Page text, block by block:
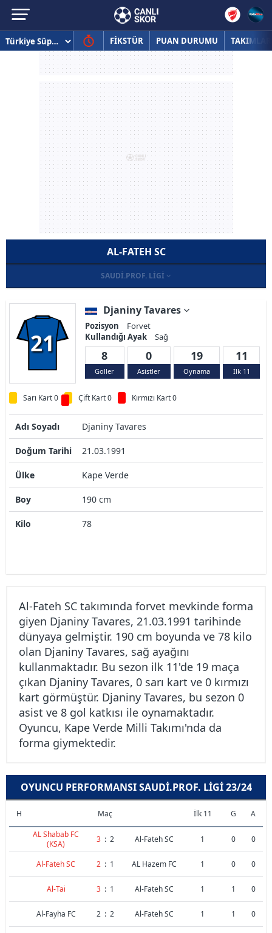
FİKSTÜR PUAN DURUMU TAKIMLAR
AL-FATEH SC
SAUDI.PROF. LIGI
21
Djaniny Tavares
Pozisyon
Forvet
Kullandığı Ayak
Sağ
8
Goller
0
Asistler
19
Oynama
11
İlk 11
Sarı Kart 0 Çift Kart 0 Kırmızı Kart 0
Adı Soyadı Djaniny Tavares
Doğum Tarihi 21.03.1991
Ülke Kape Verde
Boy 190 cm
Kilo 78
Al-Fateh SC takımında forvet mevkinde forma
giyen Djaniny Tavares, 21.03.1991 tarihinde
dünyaya gelmiştir. 190 cm boyunda ve 78 kilo
olan Djaniny Tavares, sağ ayağını
kullanmaktadır. Bu sezon ilk 11'de 19 maça
çıkan Djaniny Tavares, 0 sarı kart ve 0 kırmızı
kart görmüştür. Djaniny Tavares, bu sezon 0
asist ve 8 gol katkısı ile oynamaktadır.
Oyuncu, Kape Verde Milli Takımı'nda da
forma giymektedir.
OYUNCU PERFORMANSI SAUDI.PROF. LIGI 23/24
H Maç İlk 11 G
A
AL Shabab FC
(KSA)
3 : 2 Al-Fateh SC 1 0 0
Al-Fateh SC 2 : 1 AL Hazem FC 1 0 0
Al-Tai 3 : 1 Al-Fateh SC 1 1 0
Al-Fayha FC 2 : 2 Al-Fateh SC 1 1 0